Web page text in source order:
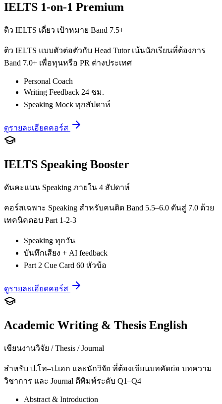
IELTS 1-on-1 Premium
ติว IELTS เดี่ยว เป้าหมาย Band 7.5+
ติว IELTS แบบตัวต่อตัวกับ Head Tutor เน้นนักเรียนที่ต้องการ
Band 7.0+ เพื่อทุนหรือ PR ต่างประเทศ
Personal Coach
Writing Feedback 24 ชม.
Speaking Mock ทุกสัปดาห์
ดูรายละเอียดคอร์ส
IELTS Speaking Booster
ดันคะแนน Speaking ภายใน 4 สัปดาห์
คอร์สเฉพาะ Speaking สำหรับคนติด Band 5.5–6.0 ดันสู่ 7.0 ด้วย
เทคนิคตอบ Part 1-2-3
Speaking ทุกวัน
บันทึกเสียง + AI feedback
Part 2 Cue Card 60 หัวข้อ
ดูรายละเอียดคอร์ส
Academic Writing & Thesis English
เขียนงานวิจัย / Thesis / Journal
สำหรับ ป.โท–ป.เอก และนักวิจัย ที่ต้องเขียนบทคัดย่อ บทความ
วิชาการ และ Journal ตีพิมพ์ระดับ Q1–Q4
Abstract & Introduction